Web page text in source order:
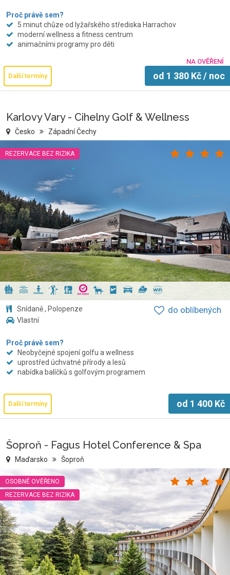
Proč právě sem?
5 minut chůze od lyžařského střediska Harrachov
moderní wellness a fitness centrum
animačními programy pro děti
NA OVĚŘENÍ
Další termíny
od 1 380 Kč/ noc
Karlovy Vary - Cihelny Golf & Wellness
Česko Západní Čechy
REZERVACE BEZ RIZIKA
Snídaně , Polopenze
Vlastní
Proč právě sem?
Neobyčejné spojení golfu a wellness
uprostřed úchvatné přírody a lesů
nabídka balíčků s golfovým programem
Další termíny od 1 400 Kč
do oblíbených
Šoproň - Fagus Hotel Conference & Spa
Maďarsko Šoproň
OSOBNĚ OVĚŘENO
REZERVACE BEZ RIZIKA